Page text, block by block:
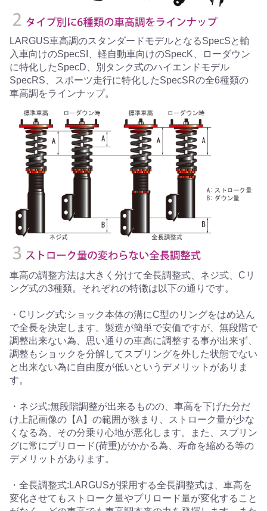
LARGUS車高調のスタンダードモデルとなるSpecSと輸
入車向けのSpecSI、軽自動車向けのSpecK、ローダウン
に特化したSpecD、別タンク式のハイエンドモデル
SpecRS、スポーツ走行に特化したSpecSRの全6種類の
車高調をラインナップ。
車高の調整方法は大きく分けて全長調整式、ネジ式、Cリ
ング式の3種類。それぞれの特徴は以下の通りです。
・Cリング式:ショック本体の溝にC型のリングをはめ込ん
で全長を決定します。製造が簡単で安価ですが、無段階で
調整出来ない為、思い通りの車高に調整する事が出来ず、
調整もショックを分解してスプリングを外した状態でない
と出来ない為に自由度が低いというデメリットがありま
す。
・ネジ式:無段階調整が出来るものの、車高を下げた分だ
け上記画像の【A】の範囲が狭まり、ストローク量が少な
くなる為、その分乗り心地が悪化します。また、スプリン
グに常にプリロード(荷重)がかかる為、寿命を縮める等の
デメリットがあります。
・全長調整式:LARGUSが採用する全長調整式は、車高を
変化させてもストローク量やプリロード量が変化すること